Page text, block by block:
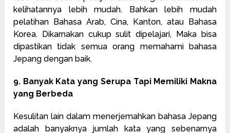
kelihatannya lebih mudah. Bahkan lebih mudah
pelatihan Bahasa Arab, Cina, Kanton, atau Bahasa
Korea. Dikarnakan cukup sulit dipelajari, Maka bisa
dipastikan tidak semua orang memahami bahasa
Jepang dengan baik.
9. Banyak Kata yang Serupa Tapi Memiliki Makna
yang Berbeda
Kesulitan lain dalam menerjemahkan bahasa Jepang
adalah banyaknya jumlah kata yang sebenarnya